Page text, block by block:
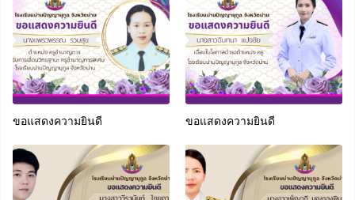
ขอแสดงความยินดี ขอแสดงความยินดี